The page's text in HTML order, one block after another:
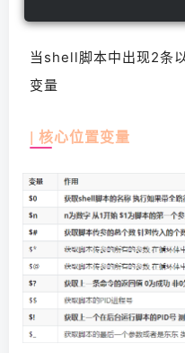
当shell脚本中出现2条
变量
| 核心位置变量